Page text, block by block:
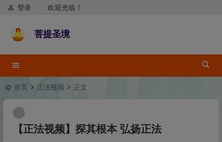
欢迎光临！
登录
菩提圣境
首页 正法视频 正文
【正法视频】探其根本 弘扬正法